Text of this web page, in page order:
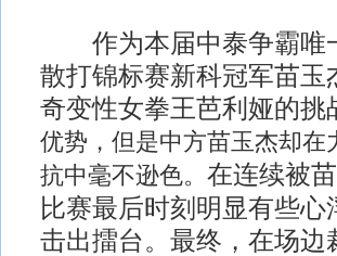
作为本届中泰争霸唯
散打锦标赛新科冠军苗
奇变性女拳王芭利娅的挑
优势，但是中方苗玉杰却
抗中毫不逊色。 在连续被
比赛最后时刻明显有些
击出擂台。最终，在场